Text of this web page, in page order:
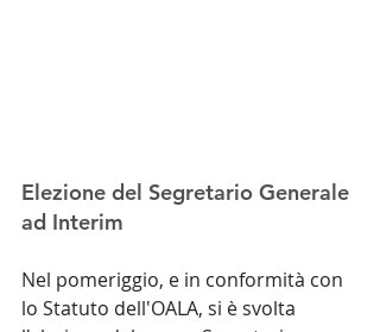
Elezione del Segretario Generale
ad Interim
Nel pomeriggio, e in conformità con
lo Statuto dell'OALA, si è svolta